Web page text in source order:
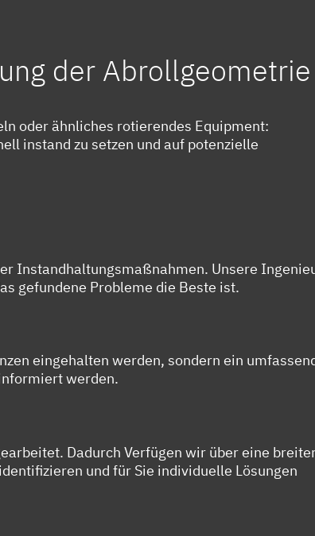
der Abrollgeometrie
oder ähnliches rotierendes Equipment:
instand zu setzen und auf potenzielle
Instandhaltungsmaßnahmen. Unsere
gefundene Probleme die Beste ist.
eingehalten werden, sondern ein
werden.
Dadurch Verfügen wir über eine
und für Sie individuelle Lösungen